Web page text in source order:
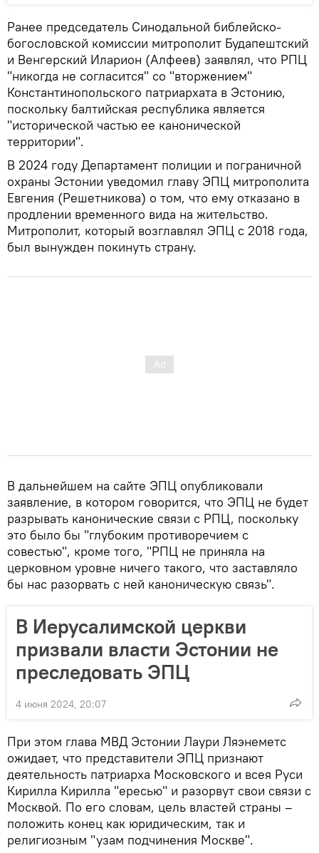
Ранее председатель Синодальной библейско-
богословской комиссии митрополит Будапештский
и Венгерский Иларион (Алфеев) заявлял, что РПЦ
"никогда не согласится" со "вторжением"
Константинопольского патриархата в Эстонию,
поскольку балтийская республика является
"исторической частью ее канонической
территории".
В 2024 году Департамент полиции и пограничной
охраны Эстонии уведомил главу ЭПЦ митрополита
Евгения (Решетникова) о том, что ему отказано в
продлении временного вида на жительство.
Митрополит, который возглавлял ЭПЦ с 2018 года,
был вынужден покинуть страну.
В дальнейшем на сайте ЭПЦ опубликовали
заявление, в котором говорится, что ЭПЦ не будет
разрывать канонические связи с РПЦ, поскольку
это было бы "глубоким противоречием с
совестью", кроме того, "РПЦ не приняла на
церковном уровне ничего такого, что заставляло
бы нас разорвать с ней каноническую связь".
В Иерусалимской церкви
призвали власти Эстонии не
преследовать ЭПЦ
4 июня 2024, 20:07
При этом глава МВД Эстонии Лаури Ляэнеметс
ожидает, что представители ЭПЦ признают
деятельность патриарха Московского и всея Руси
Кирилла Кирилла "ересью" и разорвут свои связи с
Москвой. По его словам, цель властей страны –
положить конец как юридическим, так и
религиозным "узам подчинения Москве".